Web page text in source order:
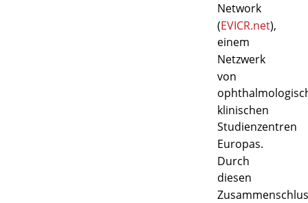
Network
(EVICR.net),
einem
Netzwerk
von
klinischen
Studienzentren
Europas.
Durch
diesen